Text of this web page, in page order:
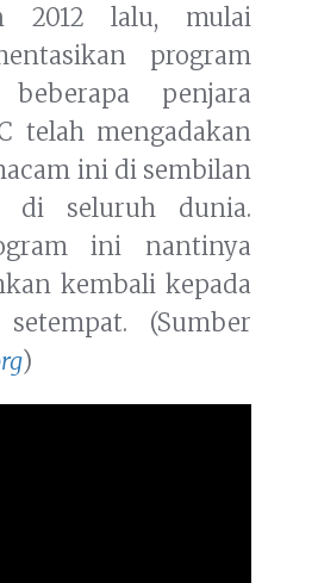
2012 lalu, mulai
program
penjara
telah mengadakan
ini di sembilan
di seluruh dunia.
ini nantinya
kembali kepada
(Sumber
)